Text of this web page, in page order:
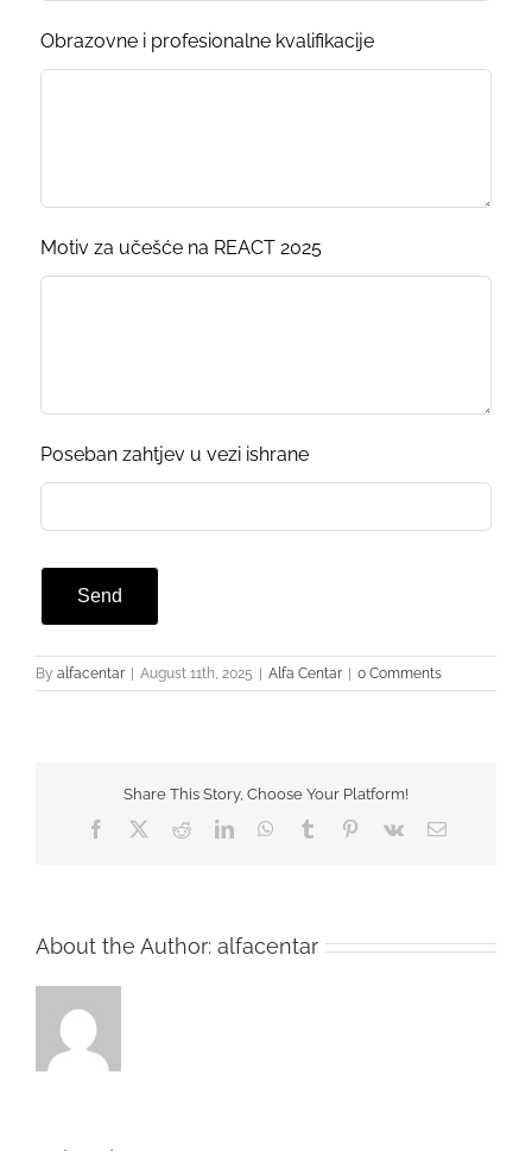
Obrazovne i profesionalne kvalifikacije
Motiv za učešće na REACT 2025
Poseban zahtjev u vezi ishrane
Send
By alfacentar August 11th, 2025 Alfa Centar 0 Comments
Share This Story, Choose Your Platform!
Facebook
TwitterRedditLinkedInWhatsApp
Tumblr Pinterest
Vk Email
About the Author: alfacentar